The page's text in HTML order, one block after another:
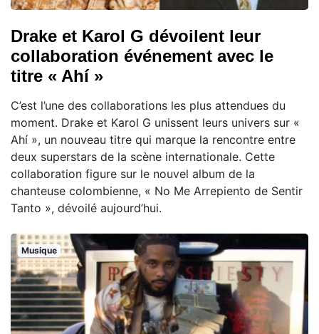
Drake et Karol G dévoilent leur
collaboration événement avec le
titre « Ahí »
C’est l’une des collaborations les plus attendues du
moment. Drake et Karol G unissent leurs univers sur «
Ahí », un nouveau titre qui marque la rencontre entre
deux superstars de la scène internationale. Cette
collaboration figure sur le nouvel album de la
chanteuse colombienne, « No Me Arrepiento de Sentir
Tanto », dévoilé aujourd’hui.
Musique